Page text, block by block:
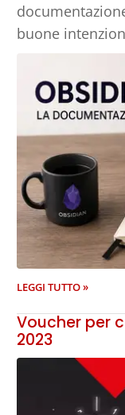
buone
LEGGI TUTTO »
Voucher per
2023